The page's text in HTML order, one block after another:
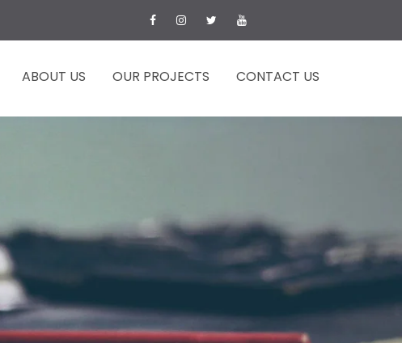
ABOUT US OUR PROJECTS CONTACT US